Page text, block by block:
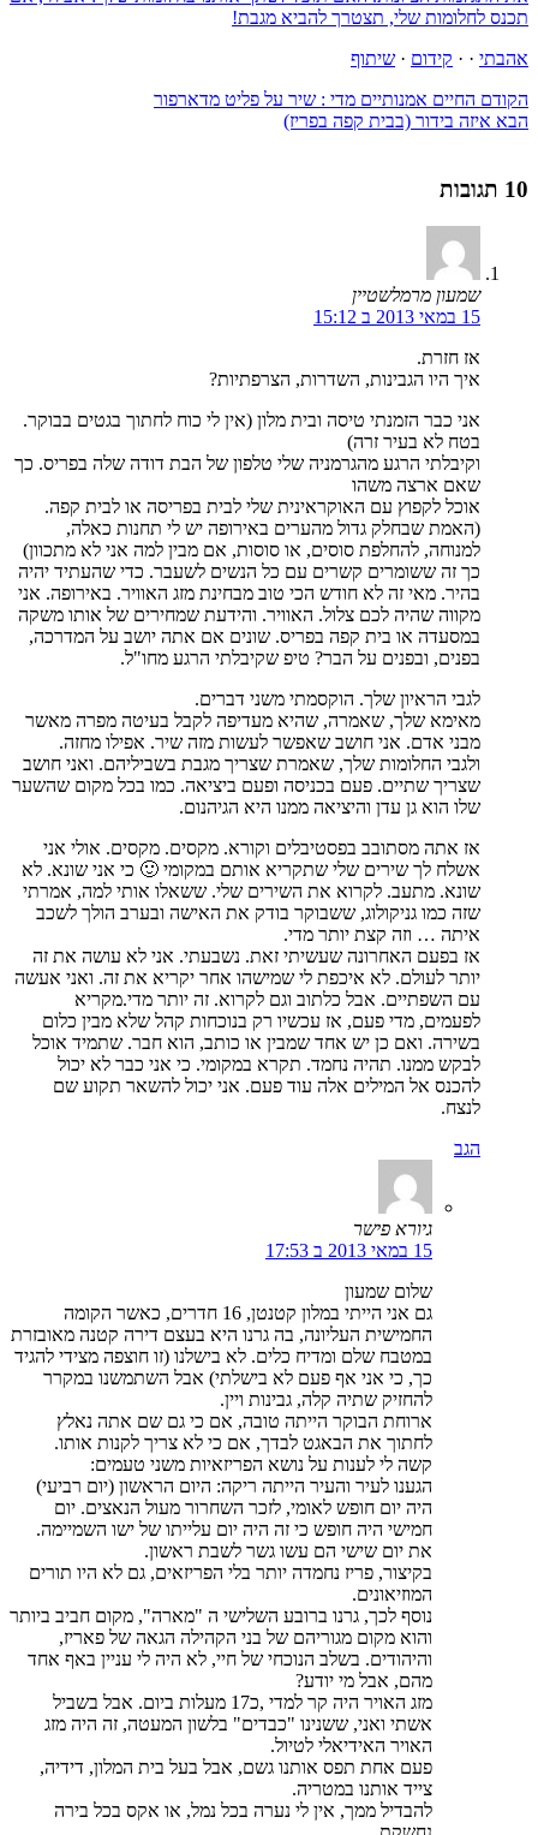
אהבתי ·
· קידום · שיתוף
הקודם החיים אמנותיים מדי : שיר על פליט מדארפור
הבא איזה בידור (בבית קפה בפריז)
10 תגובות
שמעון מרמלשטיין
15 במאי 2013 ב 15:12
אז חזרת.
איך היו הגבינות, השדרות, הצרפתיות?
אני כבר הזמנתי טיסה ובית מלון (אין לי כוח לחתוך בגטים בבוקר.
בטח לא בעיר זרה)
וקיבלתי הרגע מהגרמניה שלי טלפון של הבת דודה שלה בפריס. כך
שאם ארצה משהו
אוכל לקפוץ עם האוקראינית שלי לבית בפריסה או לבית קפה.
(האמת שבחלק גדול מהערים באירופה יש לי תחנות כאלה,
למנוחה, להחלפת סוסים, או סוסות, אם מבין למה אני לא מתכוון)
כך זה ששומרים קשרים עם כל הנשים לשעבר. כדי שהעתיד יהיה
בהיר. מאי זה לא חודש הכי טוב מבחינת מזג האוויר. באירופה. אני
מקווה שהיה לכם צלול. האוויר. והידעת שמחירים של אותו משקה
במסעדה או בית קפה בפריס. שונים אם אתה יושב על המדרכה,
בפנים, ובפנים על הבר? טיפ שקיבלתי הרגע מחו"ל.
לגבי הראיון שלך. הוקסמתי משני דברים.
מאימא שלך, שאמרה, שהיא מעדיפה לקבל בעיטה מפרה מאשר
מבני אדם. אני חושב שאפשר לעשות מזה שיר. אפילו מחזה.
ולגבי החלומות שלך, שאמרת שצריך מגבת בשביליהם. ואני חושב
שצריך שתיים. פעם בכניסה ופעם ביציאה. כמו בכל מקום שהשער
שלו הוא גן עדן והיציאה ממנו היא הגיהנום.
אז אתה מסתובב בפסטיבלים וקורא. מקסים. מקסים. אולי אני
אשלח לך שירים שלי שתקריא אותם במקומי 🙂 כי אני שונא. לא
שונא. מתעב. לקרוא את השירים שלי. ששאלו אותי למה, אמרתי
שזה כמו גניקולוג, ששבוקר בודק את האישה ובערב הולך לשכב
איתה … וזה קצת יותר מדי.
אז בפעם האחרונה שעשיתי זאת. נשבעתי. אני לא עושה את זה
יותר לעולם. לא איכפת לי שמישהו אחר יקריא את זה. ואני אעשה
עם השפתיים. אבל כלתוב וגם לקרוא. זה יותר מדי.מקריא
לפעמים, מדי פעם, אז עכשיו רק בנוכחות קהל שלא מבין כלום
בשירה. ואם כן יש אחד שמבין או כותב, הוא חבר. שתמיד אוכל
לבקש ממנו. תהיה נחמד. תקרא במקומי. כי אני כבר לא יכול
להכנס אל המילים אלה עוד פעם. אני יכול להשאר תקוע שם
לנצח.
הגב
גיורא פישר
15 במאי 2013 ב 17:53
שלום שמעון
גם אני הייתי במלון קטנטן, 16 חדרים, כאשר הקומה
החמישית העליונה, בה גרנו היא בעצם דירה קטנה מאובזרת
במטבח שלם ומדיח כלים. לא בישלנו (זו חוצפה מצידי להגיד
כך, כי אני אף פעם לא בישלתי) אבל השתמשנו במקרר
להחזיק שתיה קלה, גבינות ויין.
ארוחת הבוקר הייתה טובה, אם כי גם שם אתה נאלץ
לחתוך את הבאגט לבדך, אם כי לא צריך לקנות אותו.
קשה לי לענות על נושא הפריזאיות משני טעמים:
הגענו לעיר והעיר הייתה ריקה: היום הראשון (יום רביעי)
היה יום חופש לאומי, לזכר השחרור מעול הנאצים. יום
חמישי היה חופש כי זה היה יום עלייתו של ישו השמיימה.
את יום שישי הם עשו גשר לשבת ראשון.
בקיצור, פריז נחמדה יותר בלי הפריזאים, גם לא היו תורים
המוזיאונים.
נוסף לכך, גרנו ברובע השלישי ה "מארה", מקום חביב ביותר
והוא מקום מגוריהם של בני הקהילה הגאה של פאריז,
והיהודים. בשלב הנוכחי של חיי, לא היה לי עניין באף אחד
מהם, אבל מי יודע?
מזג האויר היה קר למדי ,כ17 מעלות ביום. אבל בשביל
אשתי ואני, ששנינו "כבדים" בלשון המעטה, זה היה מזג
האויר האידיאלי לטיול.
פעם אחת תפס אותנו גשם, אבל בעל בית המלון, דידיה,
צייד אותנו במטריה.
להבדיל ממך, אין לי נערה בכל נמל, או אקס בכל בירה